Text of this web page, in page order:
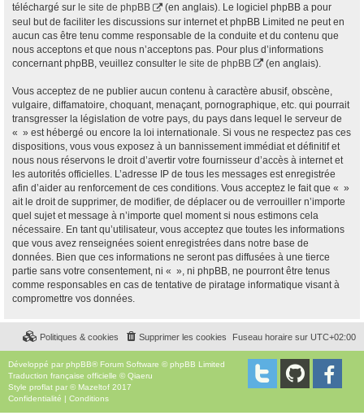
téléchargé sur le site de phpBB
(en anglais). Le logiciel phpBB a pour
seul but de faciliter les discussions sur internet et phpBB Limited ne peut en
aucun cas être tenu comme responsable de la conduite et du contenu que
nous acceptons et que nous n’acceptons pas. Pour plus d’informations
concernant phpBB, veuillez consulter le site de phpBB (en anglais).
Vous acceptez de ne publier aucun contenu à caractère abusif, obscène,
vulgaire, diffamatoire, choquant, menaçant, pornographique, etc. qui pourrait
transgresser la législation de votre pays, du pays dans lequel le serveur de
« » est hébergé ou encore la loi internationale. Si vous ne respectez pas ces
dispositions, vous vous exposez à un bannissement immédiat et définitif et
nous nous réservons le droit d’avertir votre fournisseur d’accès à internet et
les autorités officielles. L’adresse IP de tous les messages est enregistrée
afin d’aider au renforcement de ces conditions. Vous acceptez le fait que « »
ait le droit de supprimer, de modifier, de déplacer ou de verrouiller n’importe
quel sujet et message à n’importe quel moment si nous estimons cela
nécessaire. En tant qu’utilisateur, vous acceptez que toutes les informations
que vous avez renseignées soient enregistrées dans notre base de
données. Bien que ces informations ne seront pas diffusées à une tierce
partie sans votre consentement, ni « », ni phpBB, ne pourront être tenus
comme responsables en cas de tentative de piratage informatique visant à
compromettre vos données.
Fuseau horaire sur UTC+02:00
Supprimer les cookies
Politiques & cookies
Développé par phpBB® Forum Software © phpBB Limited
Traduction française officielle ©Qiaeru
Style proflat par © Mazeltof 2017
Confidentialité | Conditions